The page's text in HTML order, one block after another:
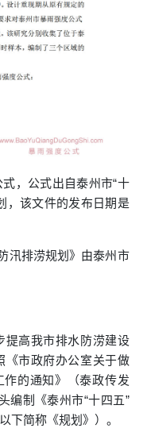
，公式出自泰州市“十
，该文件的发布日期是
汛排涝规划》由泰州市
提高我市排水防涝建设
《市政府办公室关于做
作的通知》（泰政传发
编制《泰州市“十四五”
下简称《规划》）。